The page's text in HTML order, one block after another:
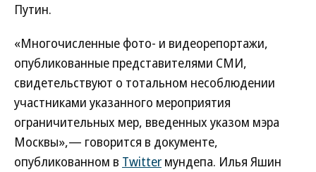
Путин.
«Многочисленные фото- и видеорепортажи,
опубликованные представителями СМИ,
свидетельствуют о тотальном несоблюдении
участниками указанного мероприятия
ограничительных мер, введенных указом мэра
Москвы»,— говорится в документе,
опубликованном в Twitter мундепа. Илья Яшин